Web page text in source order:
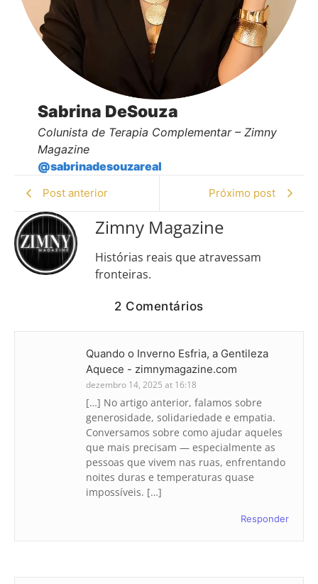
Sabrina DeSouza
Colunista de Terapia Complementar – Zimny
Magazine
@sabrinadesouzareal
Post anterior Próximo post
Zimny Magazine
Histórias reais que atravessam
fronteiras.
2 Comentários
Quando o Inverno Esfria, a Gentileza
Aquece - zimnymagazine.com
dezembro 14, 2025 at 16:18
[…] No artigo anterior, falamos sobre
generosidade, solidariedade e empatia.
Conversamos sobre como ajudar aqueles
que mais precisam — especialmente as
pessoas que vivem nas ruas, enfrentando
noites duras e temperaturas quase
impossíveis. […]
Responder